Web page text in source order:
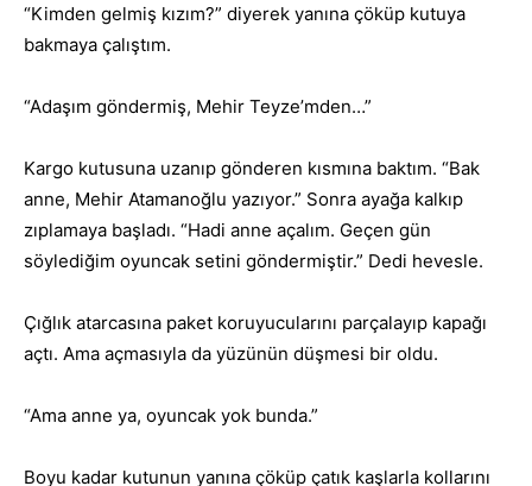
“Kimden gelmiş kızım?” diyerek yanına çöküp kutuya
bakmaya çalıştım.
“Adaşım göndermiş, Mehir Teyze’mden…”
Kargo kutusuna uzanıp gönderen kısmına baktım. “Bak
anne, Mehir Atamanoğlu yazıyor.” Sonra ayağa kalkıp
zıplamaya başladı. “Hadi anne açalım. Geçen gün
söylediğim oyuncak setini göndermiştir.” Dedi hevesle.
Çığlık atarcasına paket koruyucularını parçalayıp kapağı
açtı. Ama açmasıyla da yüzünün düşmesi bir oldu.
“Ama anne ya, oyuncak yok bunda.”
Boyu kadar kutunun yanına çöküp çatık kaşlarla kollarını